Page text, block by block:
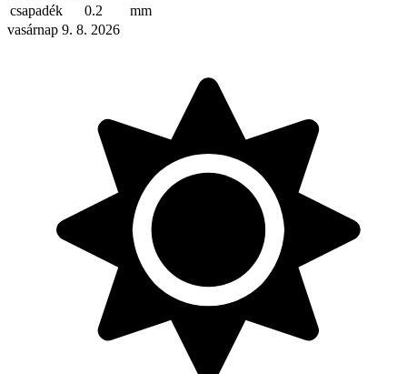
csapadék
0.2
mm
vasárnap 9. 8. 2026